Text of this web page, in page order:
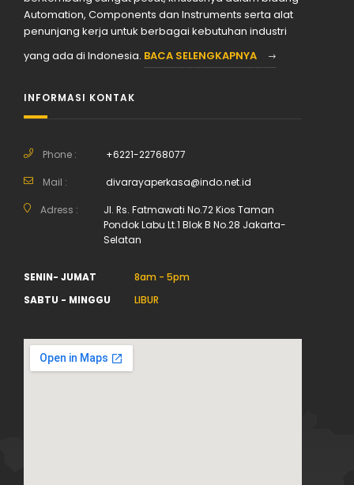
Automation, Components dan Instruments serta alat
penunjang kerja untuk berbagai kebutuhan industri
yang ada di Indonesia. BACA SELENGKAPNYA
INFORMASI KONTAK
Phone : +6221-22768077
Mail : divarayaperkasa@indo.net.id
Adress :
Jl. Rs. Fatmawati No.72 Kios Taman
Pondok Labu Lt.1 Blok B No.28 Jakarta-
Selatan
SENIN- JUMAT
8am - 5pm
SABTU - MINGGU
LIBUR